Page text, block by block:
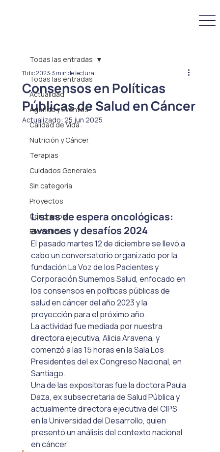
Todas las entradas
Actualidad
Agenda y Eventos
Calidad de Vida
Nutrición y Cáncer
Terapias
Cuidados Generales
Sin categoría
Proyectos
Congresos
Efemérides
Todas las entradas
Consensos en Políticas
Públicas de Salud en Cáncer
11 dic 2023 3 min de lectura
Actualizado: 25 jun 2025
Listas de espera oncológicas:
avances y desafíos 2024
El pasado martes 12 de diciembre se llevó a
cabo un conversatorio organizado por la
fundación La Voz de los Pacientes y
Corporación Sumemos Salud, enfocado en
los consensos en políticas públicas de
salud en cáncer del año 2023 y la
proyección para el próximo año.
La actividad fue mediada por nuestra
directora ejecutiva, Alicia Aravena, y
comenzó a las 15 horas en la Sala Los
Presidentes del ex Congreso Nacional, en
Santiago.
Una de las expositoras fue la doctora Paula
Daza, ex subsecretaria de Salud Pública y
actualmente directora ejecutiva del CIPS
en la Universidad del Desarrollo, quien
presentó un análisis del contexto nacional
en cáncer.